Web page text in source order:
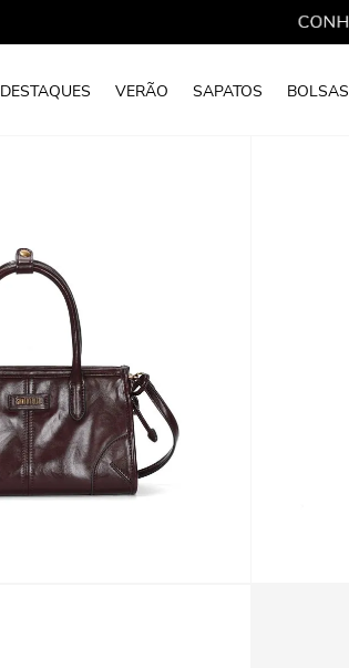
DESTAQUES VERÃO SAPATOS BOLSAS